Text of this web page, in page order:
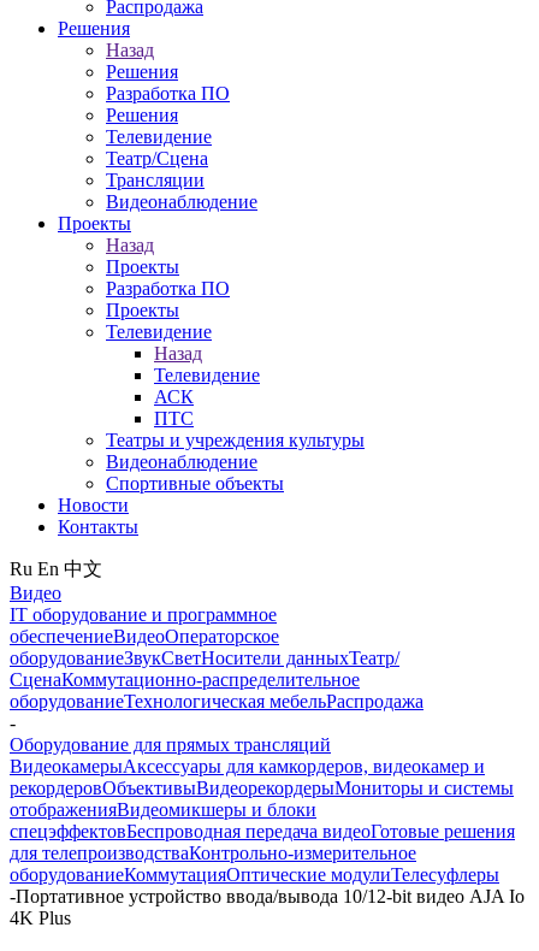
Распродажа
Решения
Назад
Решения
Разработка ПО
Решения
Телевидение
Театр/Сцена
Трансляции
Видеонаблюдение
Проекты
Назад
Проекты
Разработка ПО
Проекты
Телевидение
Назад
Телевидение
АСК
ПТС
Театры и учреждения культуры
Видеонаблюдение
Спортивные объекты
Новости
Контакты
Ru En 中文
Видео
IT оборудование и программное
обеспечениеВидеоОператорское
оборудованиеЗвукСветНосители данныхТеатр/
СценаКоммутационно-распределительное
оборудованиеТехнологическая мебельРаспродажа
-
Оборудование для прямых трансляций
ВидеокамерыАксессуары для камкордеров, видеокамер и
рекордеровОбъективыВидеорекордерыМониторы и системы
отображенияВидеомикшеры и блоки
спецэффектовБеспроводная передача видеоГотовые решения
для телепроизводстваКонтрольно-измерительное
оборудованиеКоммутацияОптические модулиТелесуфлеры
-Портативное устройство ввода/вывода 10/12-bit видео AJA Io
4K Plus